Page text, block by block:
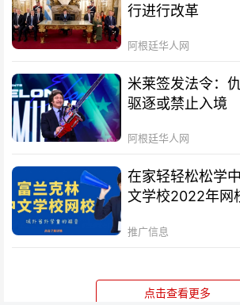
行进行改革
阿根廷华人网
米莱签发法令：
驱逐或禁止入境
阿根廷华人网
在家轻轻松松学
文学校2022年网
推广信息
点击查看更多